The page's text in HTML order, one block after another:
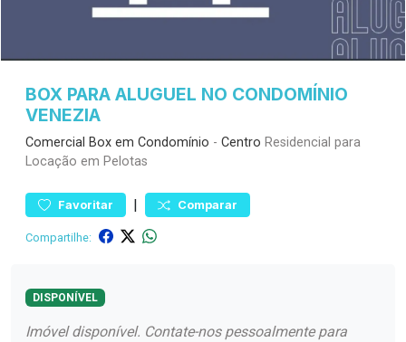
BOX PARA ALUGUEL NO CONDOMÍNIO
VENEZIA
Comercial Box em Condomínio - Centro Residencial para
Locação em Pelotas
Favoritar | Comparar
Compartilhe:
DISPONÍVEL
Imóvel disponível. Contate-nos pessoalmente para